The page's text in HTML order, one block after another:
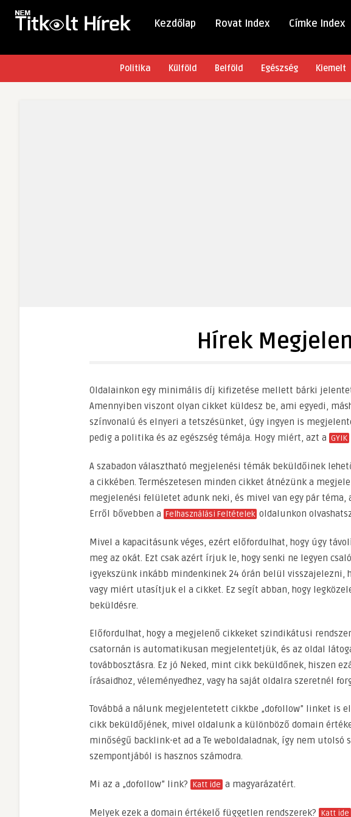
Kezdőlap Rovat Index Címke Index
Politika Külföld Belföld Egészség Kiemelt
Hírek
Oldalainkon egy minimális díj kifizetése mellett bárki
Amennyiben viszont olyan cikket küldesz be, ami egyedi,
színvonalú és elnyeri a tetszésünket, úgy ingyen is
pedig a politika és az egészség témája. Hogy miért, azt a GYIK
A szabadon választható megjelenési témák beküldőinek
a cikkében. Természetesen minden cikket átnézünk a
megjelenési felületet adunk neki, és mivel van egy pár
Erről bővebben a Felhasználási Feltételek oldalunkon
Mivel a kapacitásunk véges, ezért előfordulhat, hogy úgy
meg az okát. Ezt csak azért írjuk le, hogy senki ne legyen
igyekszünk inkább mindenkinek 24 órán belül visszajelezni,
vagy miért utasítjuk el a cikket. Ez segít abban, hogy
beküldésre.
Előfordulhat, hogy a megjelenő cikkeket szindikátusi
csatornán is automatikusan megjelentetjük, és az oldal
továbbosztásra. Ez jó Neked, mint cikk beküldőnek, hiszen
írásaidhoz, véleményedhez, vagy ha saját oldalra szeretnél
Továbbá a nálunk megjelentetett cikkbe „dofollow” linket is
cikk beküldőjének, mivel oldalunk a különböző domain
minőségű backlink-et ad a Te weboldaladnak, így nem utolsó
szempontjából is hasznos számodra.
Mi az a „dofollow” link? Katt ide a magyarázatért.
Melyek ezek a domain értékelő független rendszerek? Katt ide